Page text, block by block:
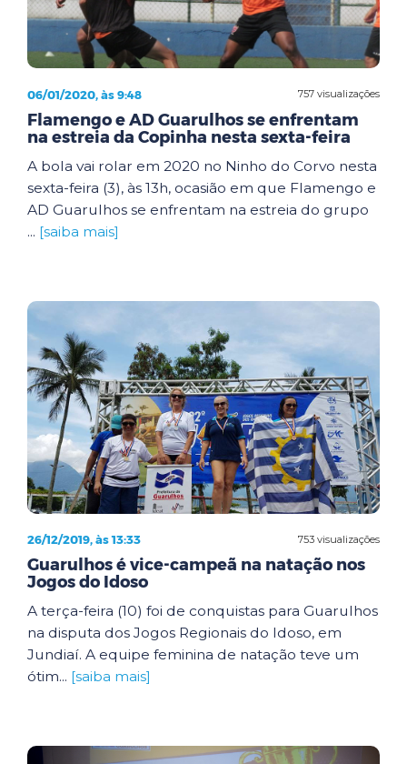
757 visualizações
06/01/2020, às 9:48
Flamengo e AD Guarulhos se enfrentam
na estreia da Copinha nesta sexta-feira
A bola vai rolar em 2020 no Ninho do Corvo nesta
sexta-feira (3), às 13h, ocasião em que Flamengo e
AD Guarulhos se enfrentam na estreia do grupo
... [saiba mais]
753 visualizações
26/12/2019, às 13:33
Guarulhos é vice-campeã na natação nos
Jogos do Idoso
A terça-feira (10) foi de conquistas para Guarulhos
na disputa dos Jogos Regionais do Idoso, em
Jundiaí. A equipe feminina de natação teve um
ótim... [saiba mais]